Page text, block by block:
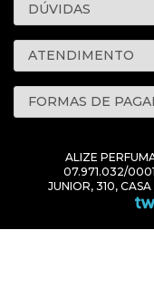
DÚVIDAS
ATENDIMENTO
FORMAS DE
ALIZE
07.971.032/
JUNIOR, 310,